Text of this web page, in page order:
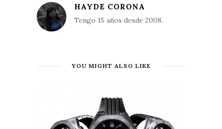
HAYDE CORONA
Tengo 15 años desde 2008.
YOU MIGHT ALSO LIKE